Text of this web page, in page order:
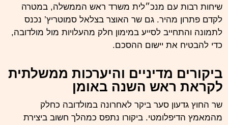
שיחות רבות עם מנכ״לית משרד ראש הממשלה, במטרה
לקדם פתרון מהיר. גם שר האוצר בצלאל סמוטריץ’ נכנס
לתמונה והתחייב לסייע במימון חלק מהעלויות מול מולדובה,
כדי להבטיח את יישום ההסכם.
ביקורים מדיניים והיערכות ממשלתית
לקראת ראש השנה באומן
שר החוץגדעון סער ביקר לאחרונה במולדובה כחלק
מהמאמץ הדיפלומטי. ביקורו נתפס כמהלך חשוב ביצירת